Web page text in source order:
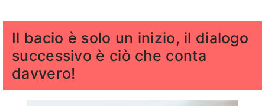
Il bacio è solo un inizio, il dialogo
successivo è ciò che conta
davvero!